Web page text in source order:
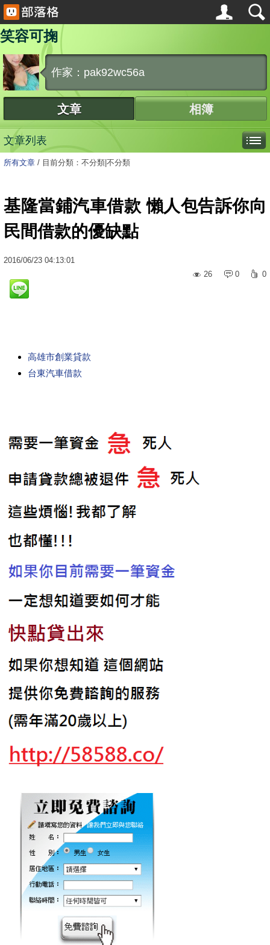
笑容可掬
作家：pak92wc56a
文章 相簿
文章列表
所有文章 / 目前分類：不分類|不分類
基隆當鋪汽車借款 懶人包告訴你向
民間借款的優缺點
2016/06/23 04:13:01
26
0 0
高雄市創業貸款
台東汽車借款